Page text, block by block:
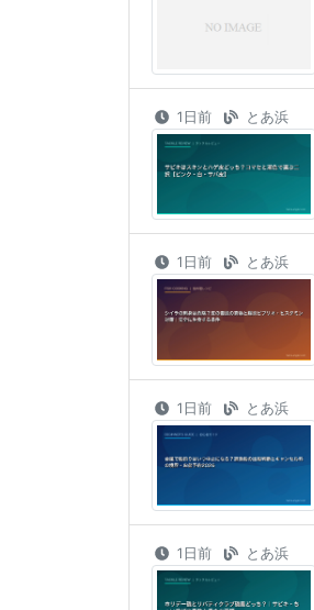
1日前 とあ浜
1日前 とあ浜
1日前 とあ浜
1日前 とあ浜